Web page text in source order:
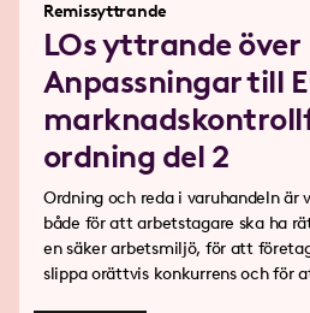
Remissyttrande
LOs yttrande över
Anpassningar till
ordning del 2
Ordning och reda i varuhandeln är
både för att arbetstagare ska ha rätt till
en säker arbetsmiljö, för att företag ska
slippa orättvis konkurrens och för